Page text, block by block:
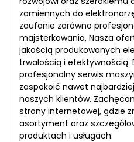
zamiennych do
zaufanie zarówno
majsterkowania. Nasza
jakością produkowanych
trwałością i
profesjonalny serwis
zaspokoić nawet
naszych klientów.
strony internetowej, gdzie
asortyment oraz
produktach i usługach.